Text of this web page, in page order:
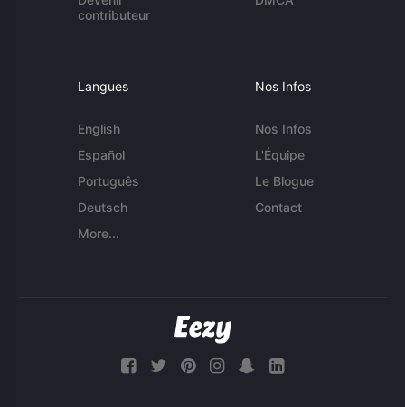
contributeur
Langues
English
Español
Português
Deutsch
More...
Nos Infos
Nos Infos
L'Équipe
Le Blogue
Contact